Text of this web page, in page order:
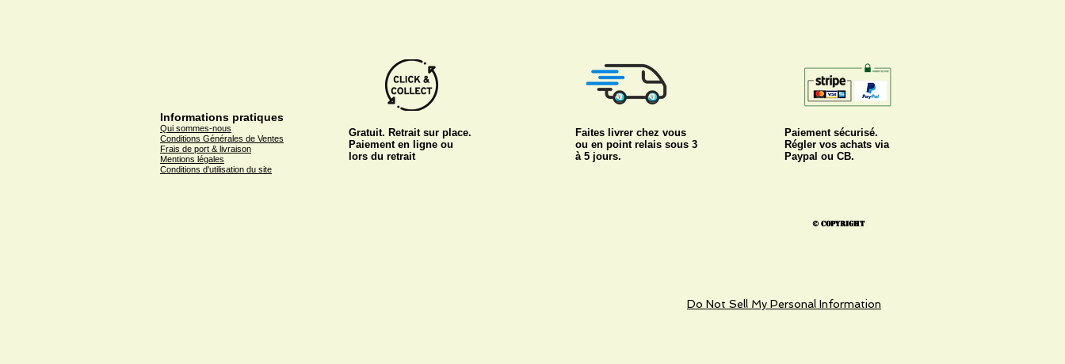
Informations pratiques
Qui sommes-nous
Conditions Générales de Ventes
Frais de port & livraison
Mentions légales
Conditions d'utilisation du site
Gratuit. Retrait sur place.
Paiement en ligne ou
lors du retrait
Faites livrer chez vous
ou en point relais sous 3
à 5 jours.
Paiement sécurisé.
Régler vos achats via
Paypal ou CB.
© Copyright
Do Not Sell My Personal Information